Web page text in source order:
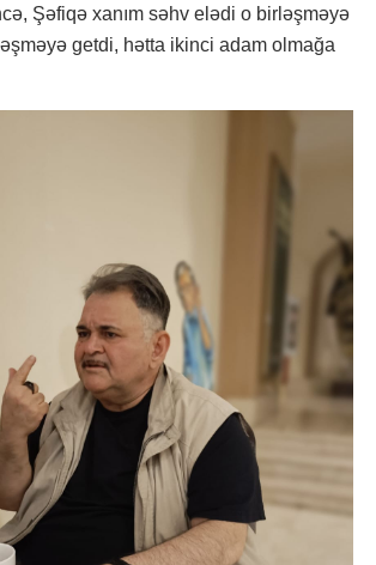
Şəfiqə xanım səhv elədi o birləşməyə
getdi, hətta ikinci adam olmağa